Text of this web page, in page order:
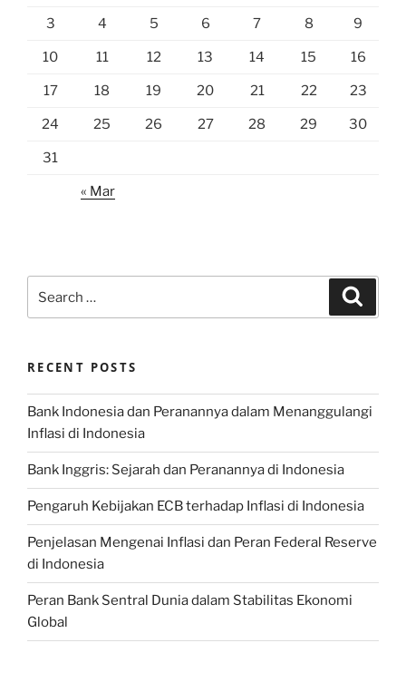
3 4 5 6 7 8 9
10 11 12 13 14 15 16
17 18 19 20 21 22 23
24 25 26 27 28 29 30
31
« Mar
for:
RECENT POSTS
Bank Indonesia dan Peranannya dalam Menanggulangi
Inflasi di Indonesia
Bank Inggris: Sejarah dan Peranannya di Indonesia
Pengaruh Kebijakan ECB terhadap Inflasi di Indonesia
Penjelasan Mengenai Inflasi dan Peran Federal Reserve
di Indonesia
Peran Bank Sentral Dunia dalam Stabilitas Ekonomi
Global